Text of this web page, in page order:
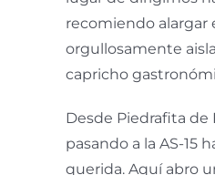
recomiendo alargar
orgullosamente
capricho
Desde Piedrafita de
pasando a la AS-15
querida. Aquí abro